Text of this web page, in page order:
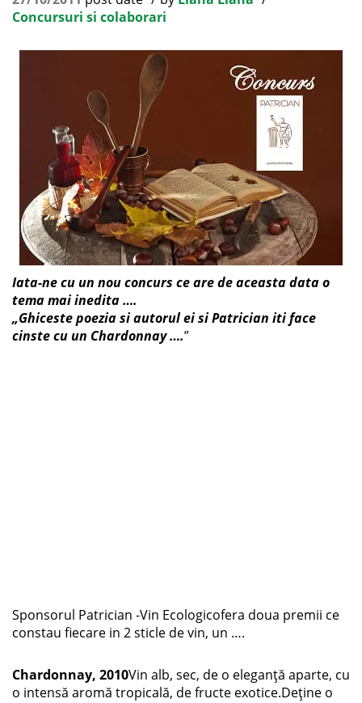
Concursuri si colaborari
Iata-ne cu un nou concurs ce are de aceasta data o
tema mai inedita ….
„Ghiceste poezia si autorul ei si Patrician iti face
cinste cu un Chardonnay ….”
Sponsorul Patrician -Vin Ecologicofera doua premii ce
constau fiecare in 2 sticle de vin, un ….
Chardonnay, 2010Vin alb, sec, de o eleganţă aparte, cu
o intensă aromă tropicală, de fructe exotice.Deţine o